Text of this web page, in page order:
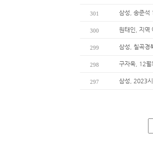
301 삼성, 송준석
300 원태인, 지역
299 삼성, 칠곡경
298 구자욱, 12월
297 삼성, 2023